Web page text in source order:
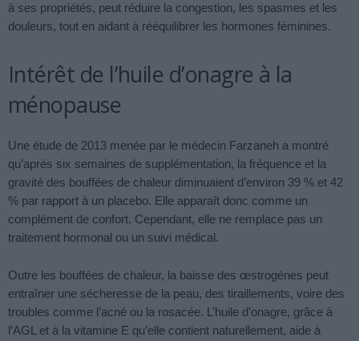
à ses propriétés, peut réduire la congestion, les spasmes et les
douleurs, tout en aidant à rééquilibrer les hormones féminines.
Intérêt de l’huile d’onagre à la
ménopause
Une étude de 2013 menée par le médecin Farzaneh a montré
qu’après six semaines de supplémentation, la fréquence et la
gravité des bouffées de chaleur diminuaient d’environ 39 % et 42
% par rapport à un placebo. Elle apparaît donc comme un
complément de confort. Cependant, elle ne remplace pas un
traitement hormonal ou un suivi médical.
Outre les bouffées de chaleur, la baisse des œstrogènes peut
entraîner une sécheresse de la peau, des tiraillements, voire des
troubles comme l’acné ou la rosacée. L’huile d’onagre, grâce à
l’AGL et à la vitamine E qu’elle contient naturellement, aide à